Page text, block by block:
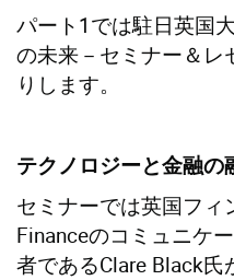
パート1では駐日英国
の未来－セミナー＆レ
りします。
テクノロジーと金融の
セミナーでは英国フィ
Financeのコミュニケ
者であるClare Black氏